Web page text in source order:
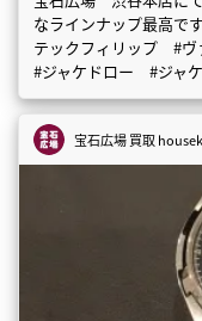
なラインナップ最高で
テックフィリップ #
#ジャケドロー #ジャ
宝石広場 買取